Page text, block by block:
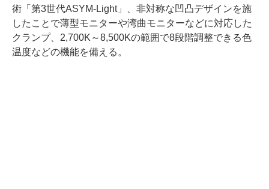
術「第3世代ASYM-Light」、非対称な凹凸デザインを施
したことで薄型モニターや湾曲モニターなどに対応した
クランプ、2,700K～8,500Kの範囲で8段階調整できる色
温度などの機能を備える。